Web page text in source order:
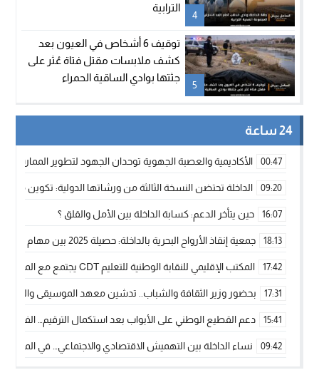
4
الترابية
5
توقيف 6 أشخاص في العيون بعد
كشف ملابسات مقتل فتاة عُثر على
جثتها بوادي الساقية الحمراء
24 ساعة
00:47 الأكاديمية والعصبة الجهوية توحدان الجهود لتطوير الممارسة
09:20 الداخلة تحتضن النسخة الثالثة من ورشاتها الدولية: تكوين
16:07 حين يتأخر الدعم: كسابة الداخلة بين الأمل والقلق ؟
18:13 جمعية إنقاذ الأرواح البحرية بالداخلة: حصيلة 2025 بين مهام الإنقاذ ومشروع “دار البحار”
17:42 المكتب الإقليمي للنقابة الوطنية للتعليم CDT يجتمع مع المدير الإقليمي لمناقشة ملفات جوهرية لنساء ورجال التعليم
17:31 بحضور وزير الثقافة والشباب.. تدشين معهد الموسيقى والفنون
15:41 دعم القطيع الوطني على الأبواب بعد استكمال الترقيم…
09:42 نساء الداخلة بين التهميش الاقتصادي والاجتماعي… في المؤسسات